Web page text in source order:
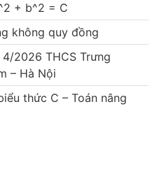
+ b^2 = C
không quy đồng
2026 THCS Trưng
– Hà Nội
thức C – Toán nâng